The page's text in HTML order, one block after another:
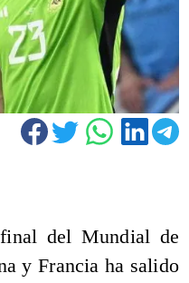
del Mundial de
y Francia ha salido